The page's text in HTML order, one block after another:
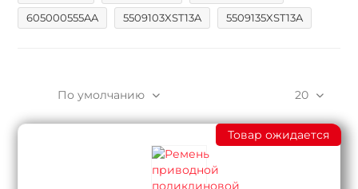
605000555AA
5509103XST13A 5509135XST13A
20
По умолчанию
Товар ожидается